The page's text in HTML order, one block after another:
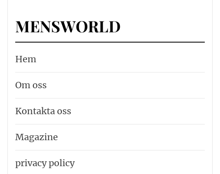
MENSWORLD
Hem
Om oss
Kontakta oss
Magazine
privacy policy